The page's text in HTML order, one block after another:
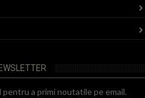
a primi noutatile pe email.